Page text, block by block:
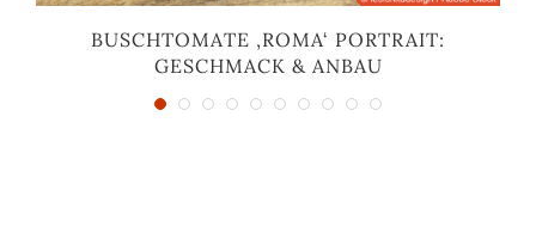
BUSCHTOMATE ‚ROMA‘ PORTRAIT:
GESCHMACK & ANBAU